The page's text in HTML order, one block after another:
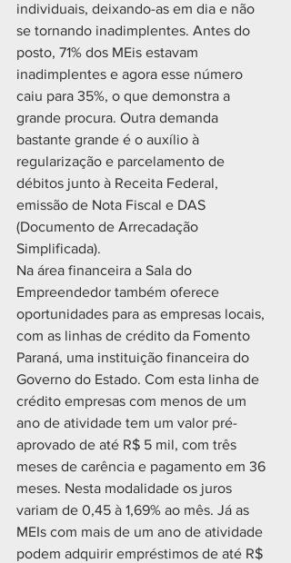
individuais, deixando-as em dia e não
se tornando inadimplentes. Antes do
posto, 71% dos MEis estavam
inadimplentes e agora esse número
caiu para 35%, o que demonstra a
grande procura. Outra demanda
bastante grande é o auxílio à
regularização e parcelamento de
débitos junto à Receita Federal,
emissão de Nota Fiscal e DAS
(Documento de Arrecadação
Simplificada).
Na área financeira a Sala do
Empreendedor também oferece
oportunidades para as empresas locais,
com as linhas de crédito da Fomento
Paraná, uma instituição financeira do
Governo do Estado. Com esta linha de
crédito empresas com menos de um
ano de atividade tem um valor pré-
aprovado de até R$ 5 mil, com três
meses de carência e pagamento em 36
meses. Nesta modalidade os juros
variam de 0,45 à 1,69% ao mês. Já as
MEIs com mais de um ano de atividade
podem adquirir empréstimos de até R$